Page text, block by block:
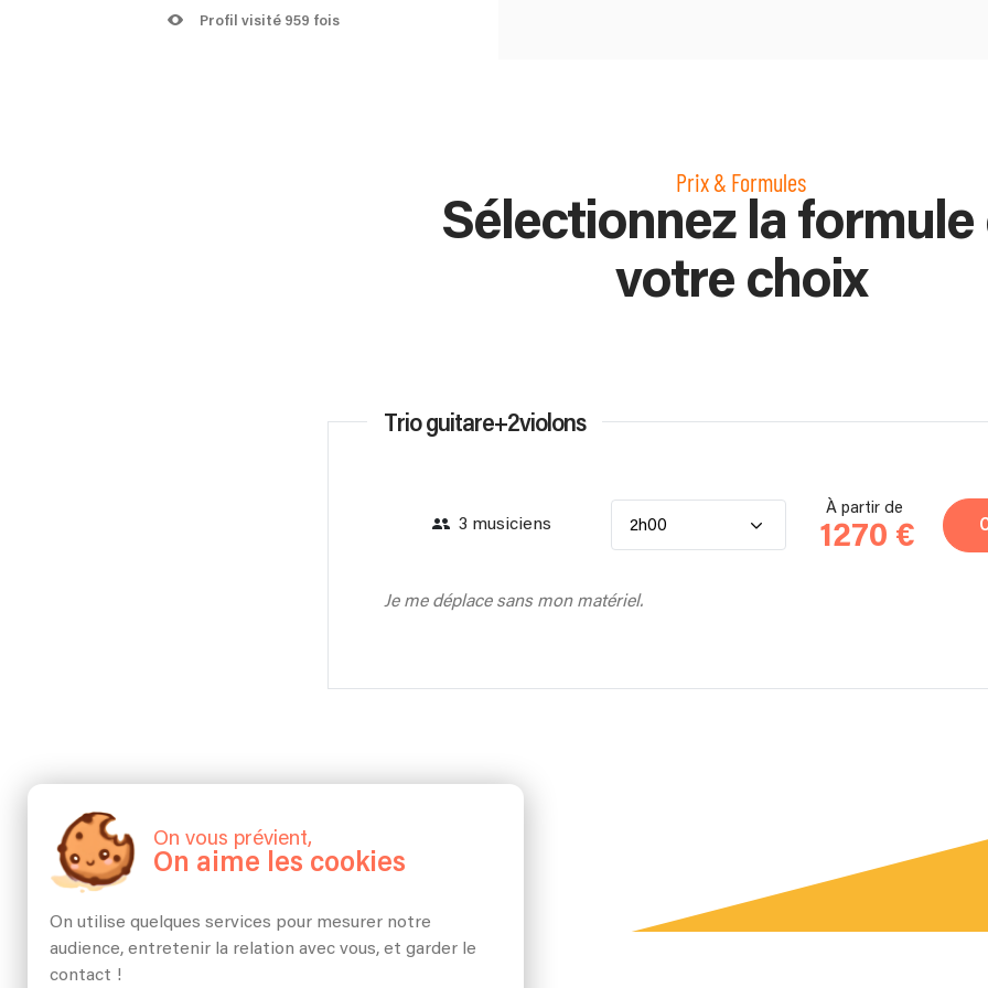
Profil visité 959 fois
Prix & Formules
Sélectionnez la formule
votre choix
Trio guitare+2violons
3 musiciens 2h00
À partir de
1270 €
Je me déplace sans mon matériel.
On vous prévient,
On aime les cookies
On utilise quelques services pour mesurer notre
audience, entretenir la relation avec vous, et garder le
contact !